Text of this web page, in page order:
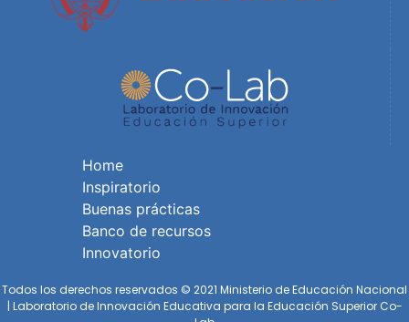
Home
Inspiratorio
Buenas prácticas
Banco de recursos
Innovatorio
Todos los derechos reservados © 2021 Ministerio de Educación Nacional
| Laboratorio de Innovación Educativa para la Educación Superior Co-